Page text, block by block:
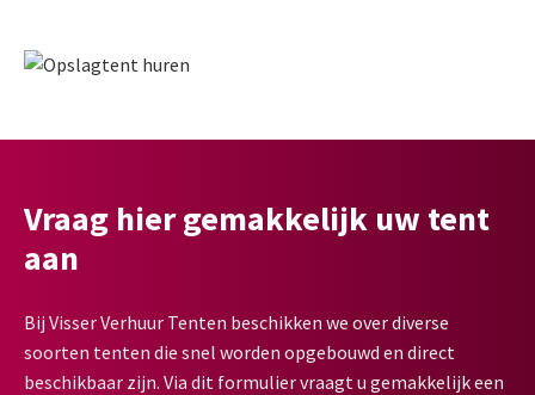
Vraag hier gemakkelijk uw tent
aan
Bij Visser Verhuur Tenten beschikken we over diverse
soorten tenten die snel worden opgebouwd en direct
beschikbaar zijn. Via dit formulier vraagt u gemakkelijk een